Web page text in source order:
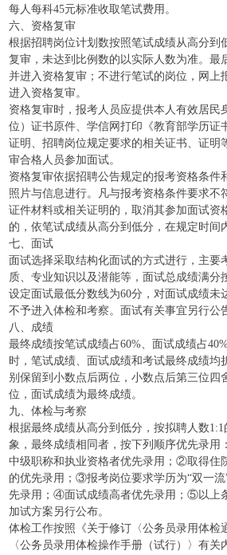
每人每科45元标准收取笔试费用。
六、资格复审
根据招聘岗位计划数按照笔试成绩从高分到
复审，未达到比例数的以实际人数为准。最
并进入资格复审；不进行笔试的岗位，网上
进入资格复审。
资格复审时，报考人员应提供本人有效居民
位）证书原件、学信网打印《教育部学历证
证明、招聘岗位规定要求的相关证书、证明
审合格人员参加面试。
资格复审依据招聘公告规定的报考资格条件
照片与信息进行。凡与报考资格条件要求不
证件材料或相关证明的，取消其参加面试资
的，依笔试成绩从高分到低分，在规定时间
七、面试
面试选择采取结构化面试的方式进行，主要
质、专业知识以及潜能等，面试总成绩满分
设定面试最低分数线为60分，对面试成绩未
不予进入体检和考察。面试有关事宜另行公
八、成绩
最终成绩按笔试成绩占60%、面试成绩占
时，笔试成绩、面试成绩和考试最终成绩均
别保留到小数点后两位，小数点后第三位四
位，面试成绩为最终成绩。
九、体检与考察
根据最终成绩从高分到低分，按拟聘人数
象，最终成绩相同者，按下列顺序优先录
中级职称和执业资格者优先录用；②取得住
的优先录用；③报考岗位要求学历为“双一
先录用；④面试成绩高者优先录用；⑤以上
加试方案另行公布。
体检工作按照《关于修订〈公务员录用体检
〈公务员录用体检操作手册（试行）〉有